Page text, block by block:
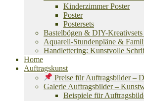
Kinderzimmer Poster
Poster
Postersets
Bastelbögen & DIY-
Aquarell-Stundenpläne &
Handlettering: Kunstvolle
Home
Auftragskunst
Preise für Auftragsbilder –
Galerie Auftragsbilder –
Beispiele für